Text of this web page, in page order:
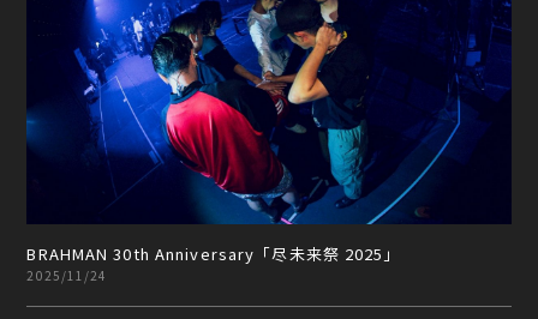
BRAHMAN 30th Anniversary「尽未来祭 2025」
2025/11/24